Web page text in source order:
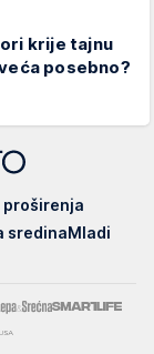
krije tajnu
posebno?
proširenja
sredinaMladi